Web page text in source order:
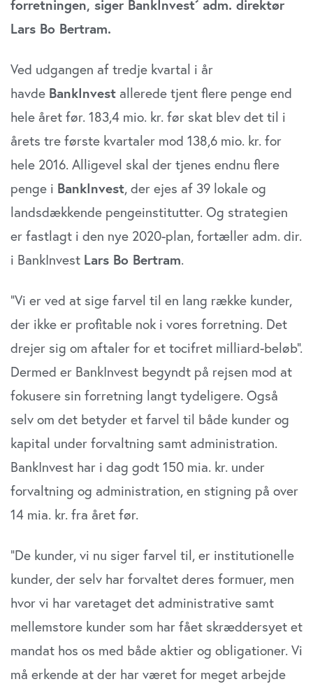
forretningen, siger BankInvest´ adm. direktør
Lars Bo Bertram.
Ved udgangen af tredje kvartal i år
havde BankInvest allerede tjent flere penge end
hele året før. 183,4 mio. kr. før skat blev det til i
årets tre første kvartaler mod 138,6 mio. kr. for
hele 2016. Alligevel skal der tjenes endnu flere
penge i BankInvest, der ejes af 39 lokale og
landsdækkende pengeinstitutter. Og strategien
er fastlagt i den nye 2020-plan, fortæller adm. dir.
i BankInvest Lars Bo Bertram.
”Vi er ved at sige farvel til en lang række kunder,
der ikke er profitable nok i vores forretning. Det
drejer sig om aftaler for et tocifret milliard-beløb”.
Dermed er BankInvest begyndt på rejsen mod at
fokusere sin forretning langt tydeligere. Også
selv om det betyder et farvel til både kunder og
kapital under forvaltning samt administration.
BankInvest har i dag godt 150 mia. kr. under
forvaltning og administration, en stigning på over
14 mia. kr. fra året før.
”De kunder, vi nu siger farvel til, er institutionelle
kunder, der selv har forvaltet deres formuer, men
hvor vi har varetaget det administrative samt
mellemstore kunder som har fået skræddersyet et
mandat hos os med både aktier og obligationer. Vi
må erkende at der har været for meget arbejde